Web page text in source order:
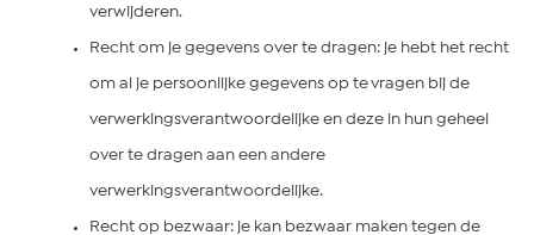
verwijderen.
Recht om je gegevens over te dragen: je hebt het recht
om al je persoonlijke gegevens op te vragen bij de
verwerkingsverantwoordelijke en deze in hun geheel
over te dragen aan een andere
verwerkingsverantwoordelijke.
Recht op bezwaar: je kan bezwaar maken tegen de